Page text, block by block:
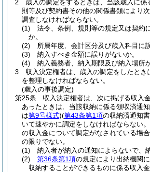
2
歳入の調定をするときは、当該歳入に係
則等及び契約書その他の関係書類により
調査しなければならない。
(1)
法令、条例、規則等の規定又は契約
か。
(2)
所属年度、会計区分及び歳入科目に
(3)
納入すべき金額に誤りがないか。
(4)
納入義務者、納入期限及び納入場所
3
収入決定権者は、歳入の調定をしたとき
を整理しなければならない。
(歳入の事後調定)
第25条
収入決定権者は、次に掲げる収入
あったときは、当該収納に係る領収済通
は第9号様式)(第43条第1項の収納済通知
いて速やかに調定をしなければならない。
の収入金について調定がなされている場
の限りでない。
(1)
納入者が納入の通知によらないで、
(2)
第36条第1項の規定により出納機関
収納することができるものに係る収入金